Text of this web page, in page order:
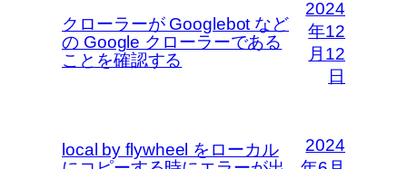
クローラーが Googlebot など
の Google クローラーである
ことを確認する
2024
年12
月12
日
local by flywheel をローカル
2024